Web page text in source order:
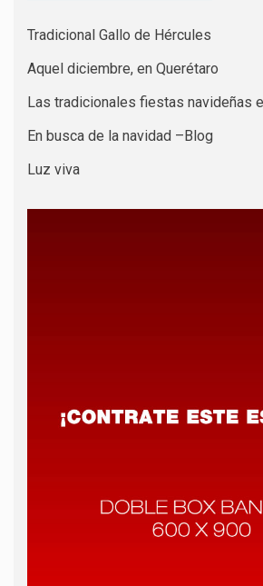
Tradicional Gallo de Hércules
Aquel diciembre, en Querétaro
Las tradicionales fiestas navideñas
En busca de la navidad –Blog
Luz viva